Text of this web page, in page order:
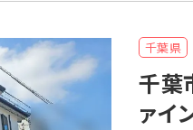
千葉県
千葉
ァイ